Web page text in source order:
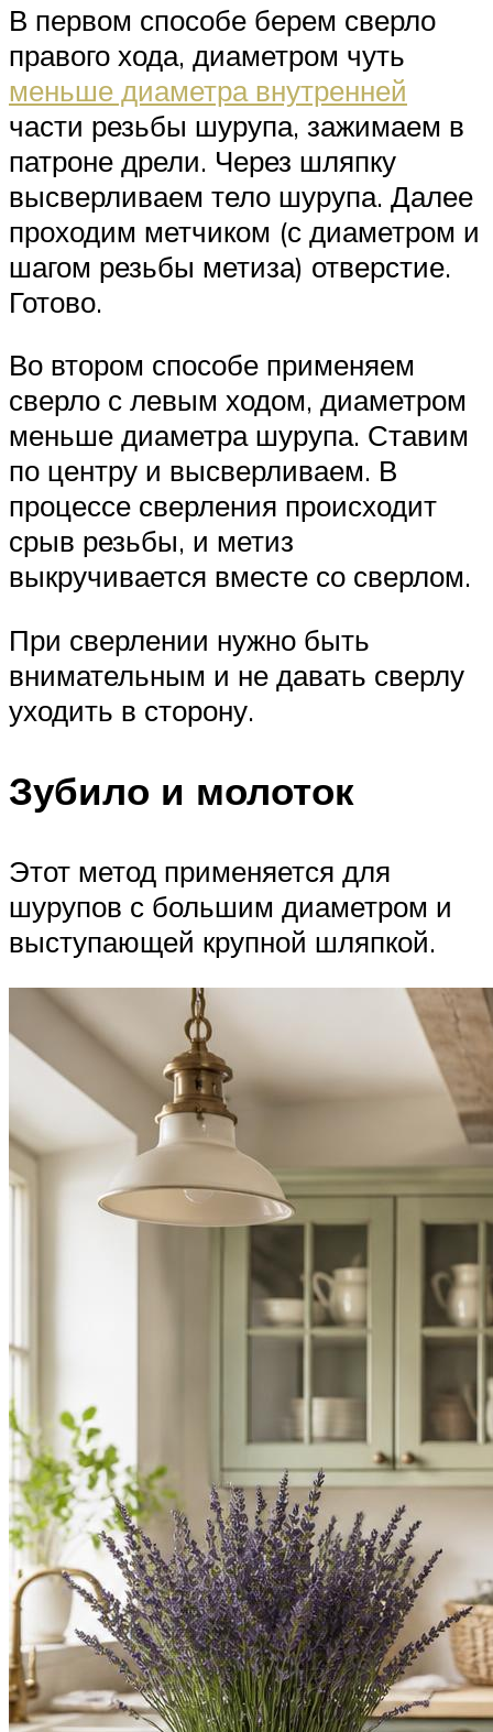
В первом способе берем сверло
правого хода, диаметром чуть
меньше диаметра внутренней
части резьбы шурупа, зажимаем в
патроне дрели. Через шляпку
высверливаем тело шурупа. Далее
проходим метчиком (с диаметром и
шагом резьбы метиза) отверстие.
Готово.
Во втором способе применяем
сверло с левым ходом, диаметром
меньше диаметра шурупа. Ставим
по центру и высверливаем. В
процессе сверления происходит
срыв резьбы, и метиз
выкручивается вместе со сверлом.
При сверлении нужно быть
внимательным и не давать сверлу
уходить в сторону.
Зубило и молоток
Этот метод применяется для
шурупов с большим диаметром и
выступающей крупной шляпкой.